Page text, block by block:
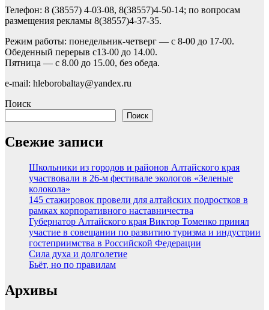
Телефон: 8 (38557) 4-03-08, 8(38557)4-50-14; по вопросам
размещения рекламы 8(38557)4-37-35.
Режим работы: понедельник-четверг — с 8-00 до 17-00.
Обеденный перерыв с13-00 до 14.00.
Пятница — с 8.00 до 15.00, без обеда.
e-mail: hleborobaltay@yandex.ru
Поиск
Поиск
Свежие записи
Школьники из городов и районов Алтайского края
участвовали в 26-м фестивале экологов «Зеленые
колокола»
145 стажировок провели для алтайских подростков в
рамках корпоративного наставничества
Губернатор Алтайского края Виктор Томенко принял
участие в совещании по развитию туризма и индустрии
гостеприимства в Российской Федерации
Сила духа и долголетие
Бьёт, но по правилам
Архивы